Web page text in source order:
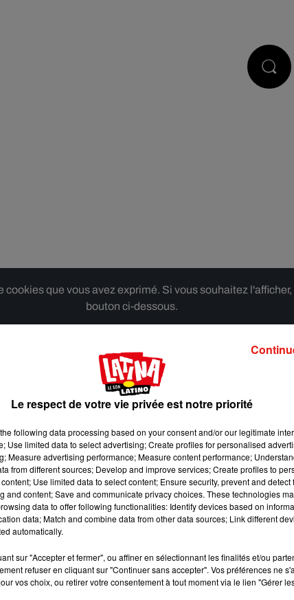
que vous avez exprimé. Si vous souhaitez
bouton ci-dessous.
Benny Blanco invite Selena Gomez et Becky G sur
son nouveau single
Le respect de votre vie privée est notre priorité
following data processing based on your consent and/or our legitimate
Use limited data to select advertising; Create profiles for personalised
Measure advertising performance; Measure content performance;
from different sources; Develop and improve services; Create profiles to
Use limited data to select content; Ensure security, prevent and detect
and content; Save and communicate privacy choices. These technologies
data to offer following functionalities: Identify devices based on
data; Match and combine data from other data sources; Link different
automatically.
sur "Accepter et fermer", ou affiner en sélectionnant les finalités et/ou
refuser en cliquant sur "Continuer sans accepter". Vos préférences ne
vos choix, ou retirer votre consentement à tout moment via le lien "Gérer